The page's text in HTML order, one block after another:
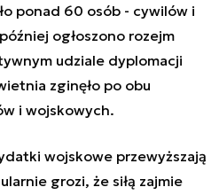
ponad 60 osób - cywilów i
ogłoszono rozejm
udziale dyplomacji
zginęło po obu
i wojskowych.
wojskowe przewyższają
grozi, że siłą zajmie